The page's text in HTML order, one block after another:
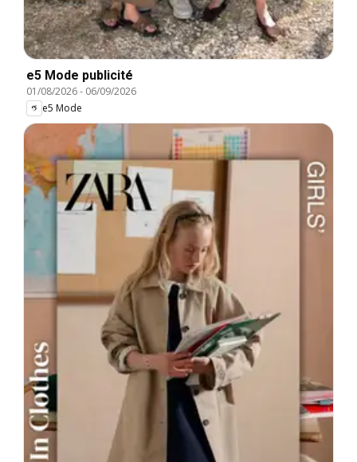
e5 Mode publicité
01/08/2026- 06/09/2026
e5 Mode